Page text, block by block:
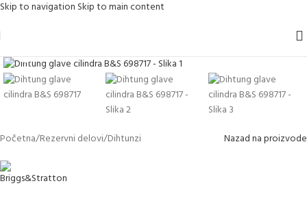
Skip to navigation Skip to main content
Početna/Rezervni delovi/Dihtunzi Nazad na proizvode